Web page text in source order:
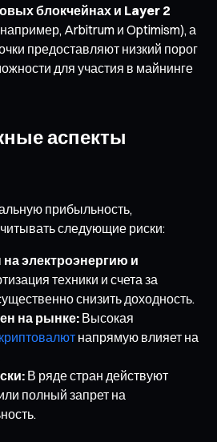
блокчейнах и Layer 2
Arbitrum и Optimism), а
предоставляют низкий порог
для участия в майнинге
аспекты
прибыльность,
следующие риски:
электроэнергию и
техники и счета за
снизить доходность.
на рынке: Высокая
напрямую влияет на
В ряде стран действуют
полный запрет на